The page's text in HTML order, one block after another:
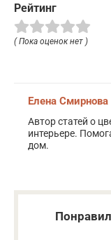
Рейтинг
( Пока оценок нет )
Елена Смирнова
Автор статей о
интерьере.
дом.